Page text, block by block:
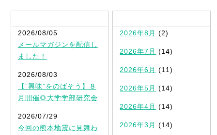
2026/08/05
メールマガジンを配信し
ました！
2026/08/03
【”興味”をのばそう】８
月開催🌻大学学部研究会
2026/07/29
今回の熊本地震に見舞わ
2026年8月 (2)
2026年7月 (14)
2026年6月 (11)
2026年5月 (14)
2026年4月 (14)
2026年3月 (14)